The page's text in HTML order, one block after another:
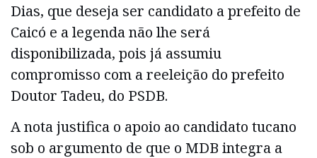
Dias, que deseja ser candidato a prefeito de
Caicó e a legenda não lhe será
disponibilizada, pois já assumiu
compromisso com a reeleição do prefeito
Doutor Tadeu, do PSDB.
A nota justifica o apoio ao candidato tucano
sob o argumento de que o MDB integra a